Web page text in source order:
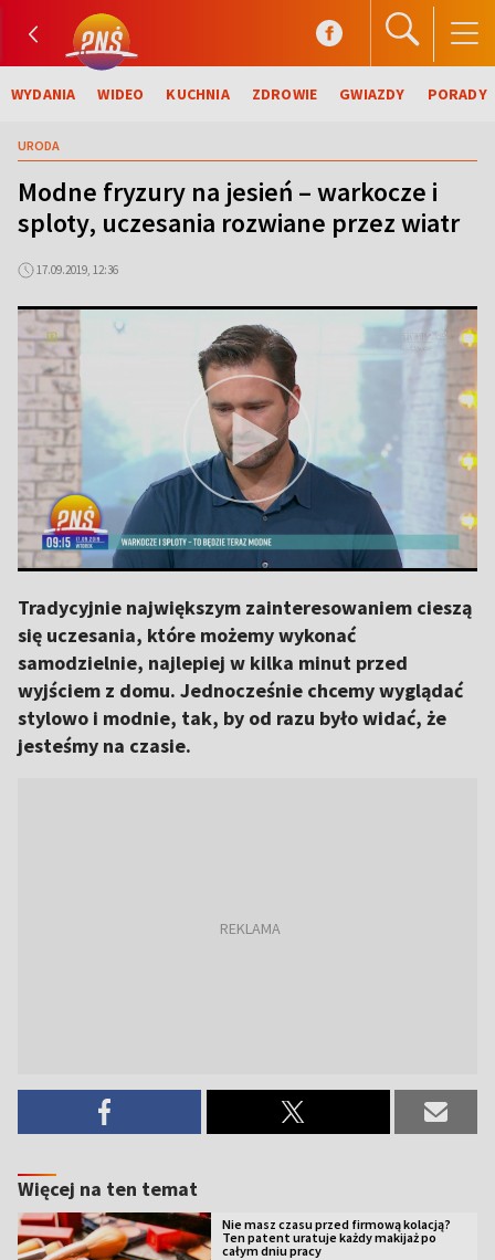
WYDANIA WIDEO KUCHNIA ZDROWIE GWIAZDY PORADY
URODA
Modne fryzury na jesień – warkocze i
sploty, uczesania rozwiane przez wiatr
17.09.2019, 12:36
Tradycyjnie największym zainteresowaniem cieszą
się uczesania, które możemy wykonać
samodzielnie, najlepiej w kilka minut przed
wyjściem z domu. Jednocześnie chcemy wyglądać
stylowo i modnie, tak, by od razu było widać, że
jesteśmy na czasie.
Więcej na ten temat
Nie masz czasu przed firmową kolacją?
Ten patent uratuje każdy makijaż po
całym dniu pracy